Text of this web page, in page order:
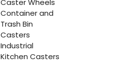
Caster Wheels
Container and
Trash Bin
Casters
Industrial
Kitchen Casters